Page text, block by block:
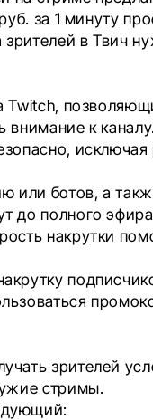
за 1 минуту
в Твич
Twitch,
внимание к
исключая
ботов, а
до полного
накрутки
зрителей
стримы.